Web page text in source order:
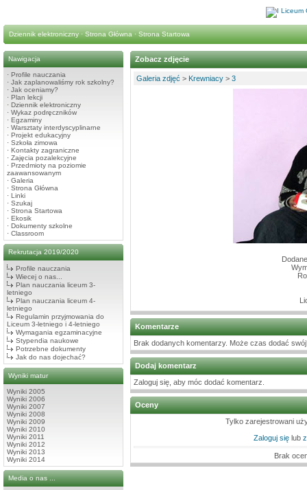
Dziennik elektroniczny · Strona Główna · Strona Startowa
Nawigacja
· Profile nauczania
· Jak zaplanowaliśmy rok szkolny?
· Jak oceniamy?
· Plan lekcji
· Dziennik elektroniczny
· Wykaz podręczników
· Egzaminy
· Warsztaty interdyscyplinarne
· Projekt edukacyjny
· Szkoła zimowa
· Kontakty zagraniczne
· Zajęcia pozalekcyjne
· Przedmioty na poziomie
zaawansowanym
· Galeria
· Strona Główna
· Linki
· Szukaj
· Strona Startowa
· Ekosik
· Dokumenty szkolne
· Classroom
Rekrutacja 2019/2020
Profile nauczania
Wiecej o nas...
Plan nauczania liceum 3-
letniego
Plan nauczania liceum 4-
letniego
Regulamin przyjmowania do
Liceum 3-letniego i 4-letniego
Wymagania egzaminacyjne
Stypendia naukowe
Potrzebne dokumenty
Jak do nas dojechać?
Wyniki matur
Wyniki 2005
Wyniki 2006
Wyniki 2007
Wyniki 2008
Wyniki 2009
Wyniki 2010
Wyniki 2011
Wyniki 2012
Wyniki 2013
Wyniki 2014
Media o nas ...
Zobacz zdjęcie
Galeria zdjęć > Krewniacy > 3
Komentarze
Brak dodanych komentarzy. Może czas dodać
Dodaj komentarz
Zaloguj się, aby móc dodać komentarz.
Oceny
Tylko zarejestrowani
Zaloguj sięlub
Brak